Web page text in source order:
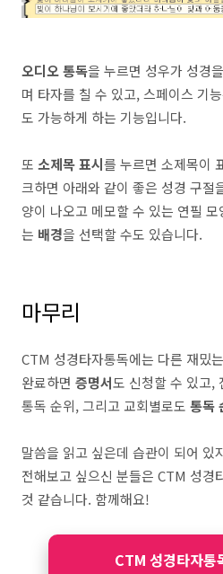
오디오 통독을 누르면 성우가 성경
며 타자를 칠 수 있고, 스페이스 기
도 가능하게 하는 기능입니다.
또 소제목 표시를 누르면 소제목이
크하면 아래와 같이 좋은 성경 구절
양이 나오고 메모할 수 있는 연필
는 배경을 선택할 수도 있습니다.
마무리
CTM 성경타자통독에는 다른 재밌
완료하면 증명서도 신청할 수 있고,
통독 순위, 그리고 교회별로도 통독
말씀을 읽고 싶은데 습관이 되어 있
전해보고 싶으신 분들은 CTM 성경
것 같습니다. 함께해요!
CTM 성경타자통